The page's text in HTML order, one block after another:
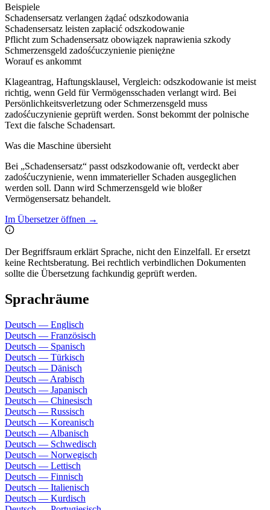
Beispiele
Schadensersatz verlangen żądać odszkodowania
Schadensersatz leisten zapłacić odszkodowanie
Pflicht zum Schadensersatz obowiązek naprawienia szkody
Schmerzensgeld zadośćuczynienie pieniężne
Worauf es ankommt
Klageantrag, Haftungsklausel, Vergleich: odszkodowanie ist meist
richtig, wenn Geld für Vermögensschaden verlangt wird. Bei
Persönlichkeitsverletzung oder Schmerzensgeld muss
zadośćuczynienie geprüft werden. Sonst bekommt der polnische
Text die falsche Schadensart.
Was die Maschine übersieht
Bei „Schadensersatz“ passt odszkodowanie oft, verdeckt aber
zadośćuczynienie, wenn immaterieller Schaden ausgeglichen
werden soll. Dann wird Schmerzensgeld wie bloßer
Vermögensersatz behandelt.
Im Übersetzer öffnen →
Der Begriffsraum erklärt Sprache, nicht den Einzelfall. Er ersetzt
keine Rechtsberatung. Bei rechtlich verbindlichen Dokumenten
sollte die Übersetzung fachkundig geprüft werden.
Sprachräume
Deutsch — Englisch
Deutsch — Französisch
Deutsch — Spanisch
Deutsch — Türkisch
Deutsch — Dänisch
Deutsch — Arabisch
Deutsch — Japanisch
Deutsch — Chinesisch
Deutsch — Russisch
Deutsch — Koreanisch
Deutsch — Albanisch
Deutsch — Schwedisch
Deutsch — Norwegisch
Deutsch — Lettisch
Deutsch — Finnisch
Deutsch — Italienisch
Deutsch — Kurdisch